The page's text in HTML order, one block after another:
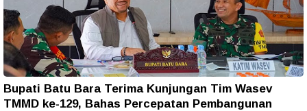
Bupati Batu Bara Terima Kunjungan Tim Wasev
TMMD ke-129, Bahas Percepatan Pembangunan